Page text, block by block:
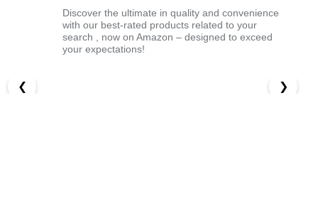
Discover the ultimate in quality and convenience
with our best-rated products related to your
search , now on Amazon – designed to exceed
your expectations!
❮ ❯